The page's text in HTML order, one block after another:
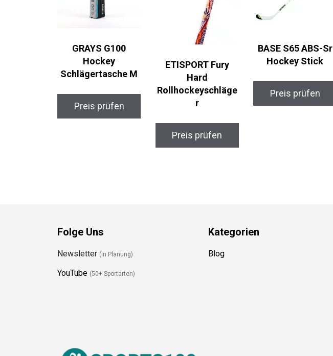
GRAYS G100
Hockey
Schlägertasche M
Preis prüfen
ETISPORT Fury
Hard
Rollhockeyschläge
r
Preis prüfen
BASE S65 ABS-Sr
Hockey Stick
Preis prüfen
Folge Uns
Newsletter (in Planung)
YouTube (50+ Sportarten)
Kategorien
Blog